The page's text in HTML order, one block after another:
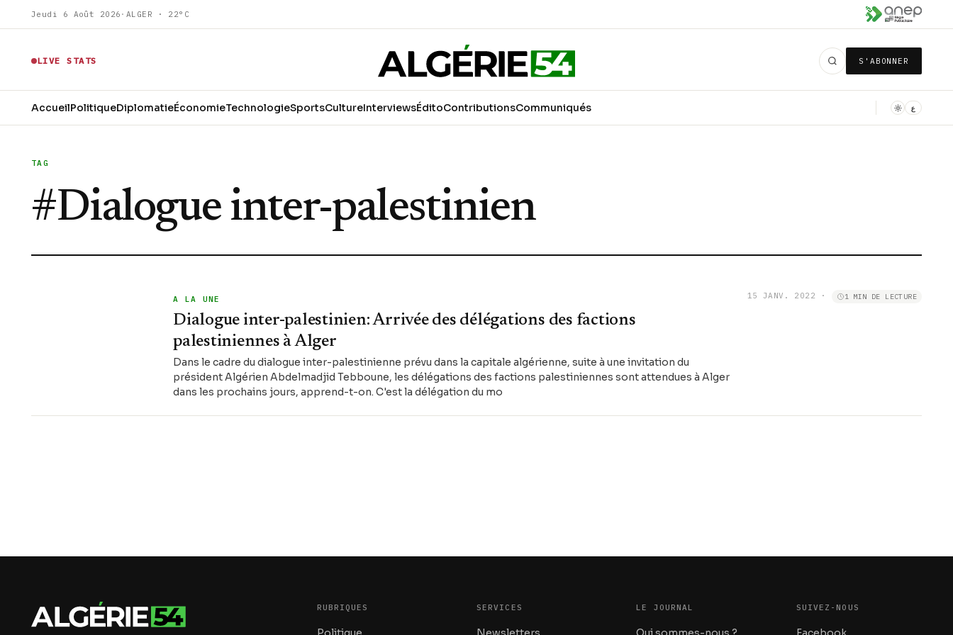
Jeudi 6 Août 2026 · ALGER · 22°C
LIVE STATS S'ABONNER
AccueilPolitiqueDiplomatieÉconomieTechnologieSportsCultureInterviewsÉditoContributionsCommuniqués ع
TAG
#Dialogue inter-palestinien
A LA UNE
Dialogue inter-palestinien: Arrivée des délégations des factions
palestiniennes à Alger
Dans le cadre du dialogue inter-palestinienne prévu dans la capitale algérienne, suite à une invitation du
président Algérien Abdelmadjid Tebboune, les délégations des factions palestiniennes sont attendues à Alger
dans les prochains jours, apprend-t-on. C'est la délégation du mo
15 JANV. 2022 · 1 MIN DE LECTURE
RUBRIQUES SERVICES LE JOURNAL SUIVEZ-NOUS